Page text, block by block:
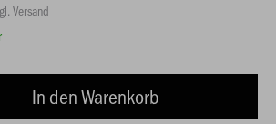
Versand
In den Warenkorb